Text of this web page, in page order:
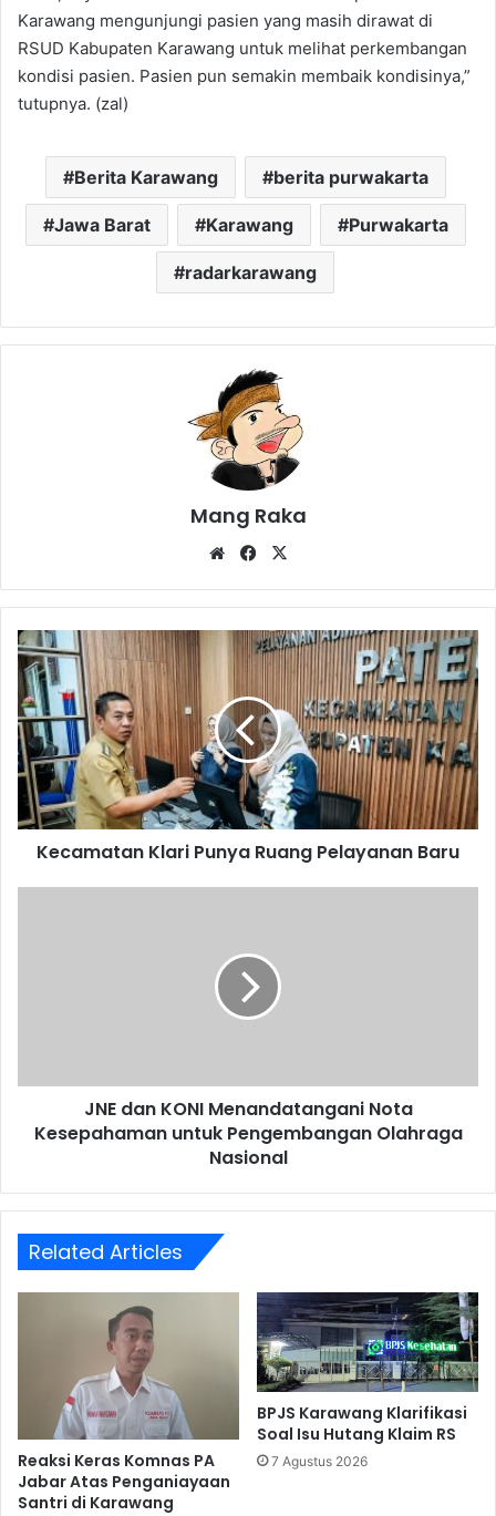
Karawang mengunjungi pasien yang masih dirawat di
RSUD Kabupaten Karawang untuk melihat perkembangan
kondisi pasien. Pasien pun semakin membaik kondisinya,”
tutupnya. (zal)
Berita Karawang berita purwakarta
Jawa Barat Karawang Purwakarta
radarkarawang
Mang Raka
WebsiteFacebook
Kecamatan
Klari
Punya
Ruang
Pelayanan
Baru
Kecamatan Klari Punya Ruang Pelayanan Baru
Olahraga
JNE dan KONI Menandatangani Nota
Kesepahaman untuk Pengembangan Olahraga
Nasional
Related Articles
Reaksi Keras Komnas PA
Jabar Atas Penganiayaan
Santri di Karawang
BPJS Karawang Klarifikasi
Soal Isu Hutang Klaim RS
7 Agustus 2026